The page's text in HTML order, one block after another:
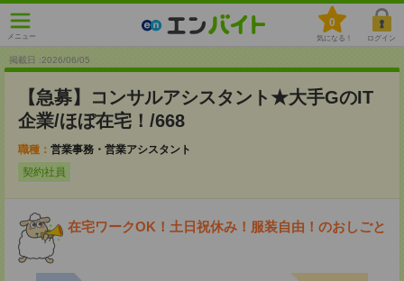
メニュー
0
気になる！ ログイン
掲載日 :2026/06/05
【急募】コンサルアシスタント★大手GのIT
企業/ほぼ在宅！/668
職種： 営業事務・営業アシスタント
契約社員
在宅ワークOK！土日祝休み！服装自由！のおしごと